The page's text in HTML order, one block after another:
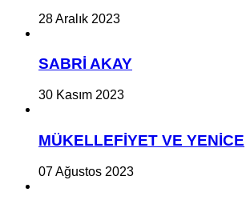
28 Aralık 2023
SABRİ AKAY
30 Kasım 2023
MÜKELLEFİYET VE YENİCE
07 Ağustos 2023